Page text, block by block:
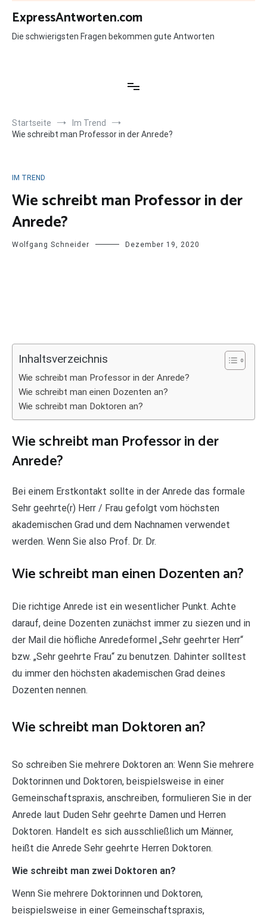
Zum
Inhalt
springen
ExpressAntworten.com
Die schwierigsten Fragen bekommen gute Antworten
Startseite
Im Trend
Wie schreibt man Professor in der Anrede?
IM TREND
Wie schreibt man Professor in der
Anrede?
Wolfgang Schneider Dezember 19, 2020
Inhaltsverzeichnis
Wie schreibt man Professor in der Anrede?
Wie schreibt man einen Dozenten an?
Wie schreibt man Doktoren an?
Wie schreibt man Professor in der
Anrede?
Bei einem Erstkontakt sollte in der Anrede das formale
Sehr geehrte(r) Herr / Frau gefolgt vom höchsten
akademischen Grad und dem Nachnamen verwendet
werden. Wenn Sie also Prof. Dr. Dr.
Wie schreibt man einen Dozenten an?
Die richtige Anrede ist ein wesentlicher Punkt. Achte
darauf, deine Dozenten zunächst immer zu siezen und in
der Mail die höfliche Anredeformel „Sehr geehrter Herr“
bzw. „Sehr geehrte Frau“ zu benutzen. Dahinter solltest
du immer den höchsten akademischen Grad deines
Dozenten nennen.
Wie schreibt man Doktoren an?
So schreiben Sie mehrere Doktoren an: Wenn Sie mehrere
Doktorinnen und Doktoren, beispielsweise in einer
Gemeinschaftspraxis, anschreiben, formulieren Sie in der
Anrede laut Duden Sehr geehrte Damen und Herren
Doktoren. Handelt es sich ausschließlich um Männer,
heißt die Anrede Sehr geehrte Herren Doktoren.
Wie schreibt man zwei Doktoren an?
Wenn Sie mehrere Doktorinnen und Doktoren,
beispielsweise in einer Gemeinschaftspraxis,